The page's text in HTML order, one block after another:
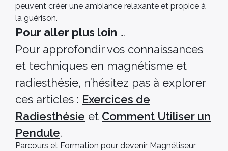
peuvent créer une ambiance relaxante et propice à
la guérison.
Pour aller plus loin …
Pour approfondir vos connaissances
et techniques en magnétisme et
radiesthésie, n’hésitez pas à explorer
ces articles : Exercices de
Radiesthésie et Comment Utiliser un
Pendule.
Parcours et Formation pour devenir Magnétiseur